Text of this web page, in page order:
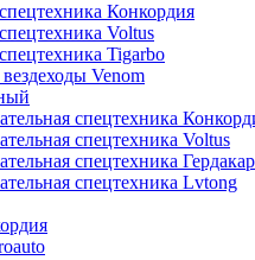
Конкордия
Voltus
Tigarbo
Venom
спецтехника
спецтехника Voltus
спецтехника Гердакар
спецтехника Lvtong